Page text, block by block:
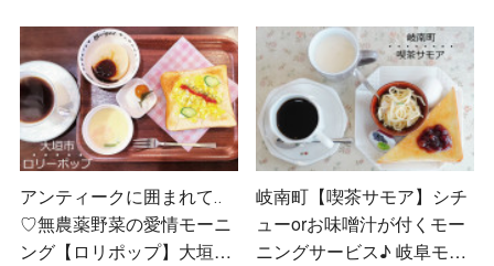
アンティークに囲まれて‥
♡無農薬野菜の愛情モーニ
ング【ロリポップ】大垣…
岐南町【喫茶サモア】シチ
ューorお味噌汁が付くモー
ニングサービス♪ 岐阜モ…